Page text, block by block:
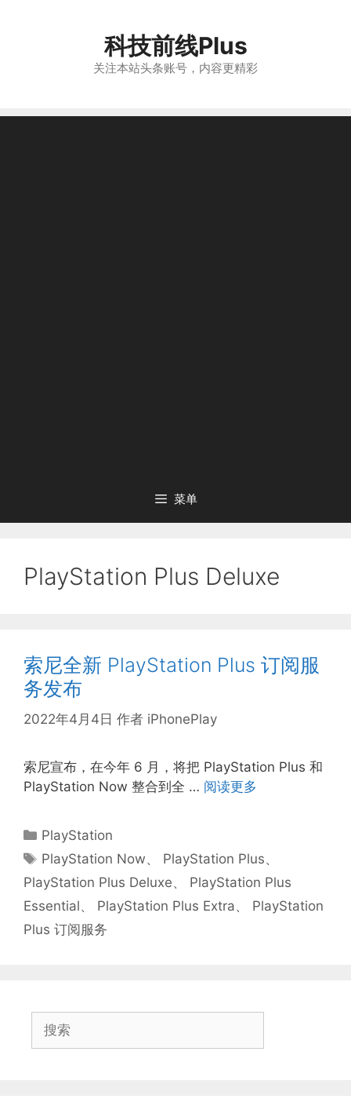
科技前线Plus
关注本站头条账号，内容更精彩
菜单
PlayStation Plus Deluxe
索尼全新 PlayStation Plus 订阅服
务发布
2022年4月4日 作者 iPhonePlay
索尼宣布，在今年 6 月，将把 PlayStation Plus 和
PlayStation Now 整合到全 … 阅读更多
分
类
PlayStation
标
签
PlayStation Now、 PlayStation Plus、
PlayStation Plus Deluxe、 PlayStation Plus
Essential、 PlayStation Plus Extra、 PlayStation
Plus 订阅服务